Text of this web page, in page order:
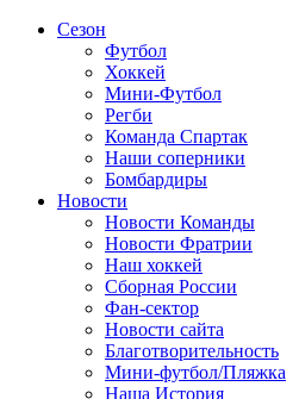
Сезон
Футбол
Хоккей
Мини-Футбол
Регби
Команда Спартак
Наши соперники
Бомбардиры
Новости
Новости Команды
Новости Фратрии
Наш хоккей
Сборная России
Фан-cектор
Новости сайта
Благотворительность
Мини-футбол/Пляжка
Наша История